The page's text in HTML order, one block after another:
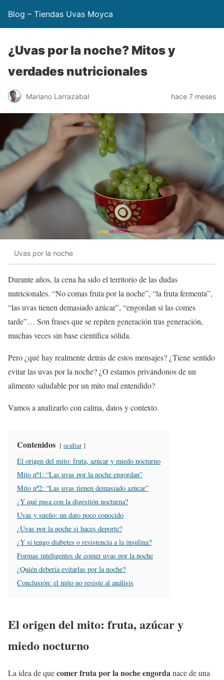
Blog – Tiendas Uvas Moyca
¿Uvas por la noche? Mitos y
verdades nutricionales
Mariano Larrazabal hace 7 meses
Uvas por la noche
Durante años, la cena ha sido el territorio de las dudas
nutricionales. “No comas fruta por la noche”, “la fruta fermenta”,
“las uvas tienen demasiado azúcar”, “engordan si las comes
tarde”… Son frases que se repiten generación tras generación,
muchas veces sin base científica sólida.
Pero ¿qué hay realmente detrás de estos mensajes? ¿Tiene sentido
evitar las uvas por la noche? ¿O estamos privándonos de un
alimento saludable por un mito mal entendido?
Vamos a analizarlo con calma, datos y contexto.
Contenidos ocultar
El origen del mito: fruta, azúcar y miedo nocturno
Mito nº1: “Las uvas por la noche engordan”
Mito nº2: “Las uvas tienen demasiado azúcar”
¿Y qué pasa con la digestión nocturna?
Uvas y sueño: un dato poco conocido
¿Uvas por la noche si haces deporte?
¿Y si tengo diabetes o resistencia a la insulina?
Formas inteligentes de comer uvas por la noche
¿Quién debería evitarlas por la noche?
Conclusión: el mito no resiste al análisis
El origen del mito: fruta, azúcar y
miedo nocturno
La idea de quecomer fruta por la noche engordanace de una